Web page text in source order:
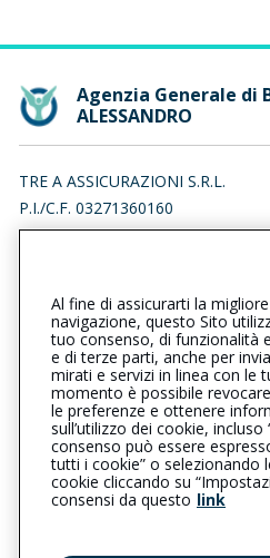
Agenzia Generale di
ALESSANDRO
TRE A ASSICURAZIONI S.R.L.
P.I./C.F. 03271360160
VIA JACOPO PALMA IL VECCHIO
035210126
L’intermediario è soggetto al
Registro RUI al seguentelink
Al fine di assicurarti la
navigazione, questo Sito
tuo consenso, di funzionalità
e di terze parti, anche per
mirati e servizi in linea con le
momento è possibile
le preferenze e ottenere
sull’utilizzo dei cookie,
consenso può essere
tutti i cookie” o selezionando
cookie cliccando su
consensi da questo link